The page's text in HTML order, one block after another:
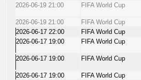
2026-06-19 21:00
FIFA World Cup
2026-06-19 21:00
FIFA World Cup
2026-06-17 22:00
FIFA World Cup
2026-06-17 19:00
FIFA World Cup
2026-06-17 19:00
FIFA World Cup
2026-06-17 19:00
FIFA World Cup